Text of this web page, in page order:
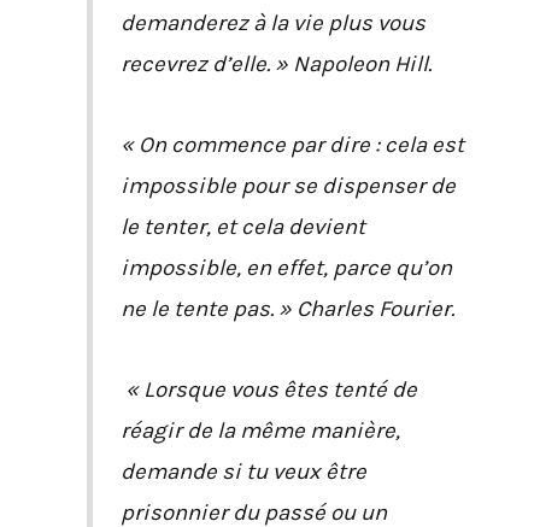
demanderez à la vie plus vous
recevrez d’elle. » Napoleon Hill.
« On commence par dire : cela est
impossible pour se dispenser de
le tenter, et cela devient
impossible, en effet, parce qu’on
ne le tente pas. » Charles Fourier.
« Lorsque vous êtes tenté de
réagir de la même manière,
demande si tu veux être
prisonnier du passé ou un